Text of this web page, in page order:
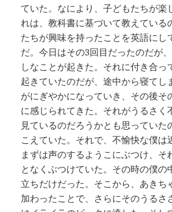
ていた。なにより、子どもたちが楽
れは、教科書に基づいて教えている
たちが興味を持ったことを英語にし
だ。今日はその3回目だったのだが
しなことが起きた。それに付き合っ
起きていたのだが、途中から寝てし
がにぎやかになっていき、その後そ
に感じられてきた。それがうるさく
見ているのだろうかとも思っていた
こえていた。それで、不愉快な僕は
まずは声のするようこにぶつけ、そ
となくぶつけていた。その時の僕の
立ちだけだった。そこから、あきち
加わったことで、さらにそのうるさ